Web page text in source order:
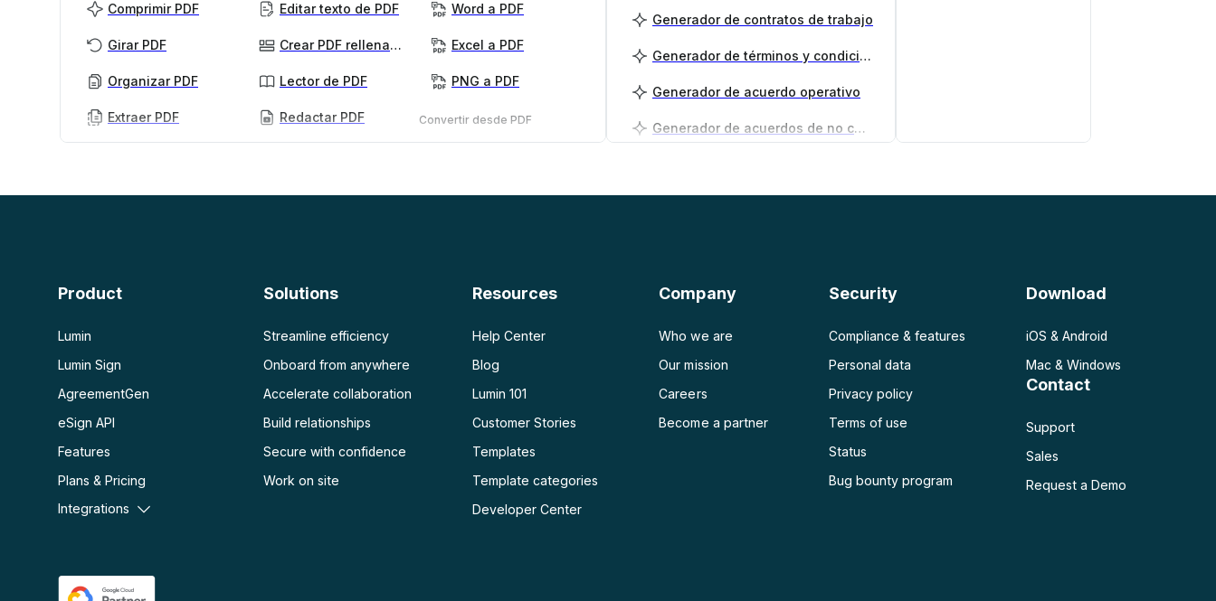
Comprimir PDF
Girar PDF
Organizar PDF
Extraer PDF
OCR PDF
Editar texto de PDF
Crear PDF rellenables
Lector de PDF
Redactar PDF
Word a PDF
Excel a PDF
PNG a PDF
Convertir desde PDF
PDF a Excel
Generador de contratos de trabajo
Generador de términos y condiciones
Generador de acuerdo operativo
Generador de acuerdos de no competencia
Product
Lumin
Lumin Sign
AgreementGen
eSign API
Features
Plans & Pricing
Integrations
Solutions
Streamline efficiency
Onboard from anywhere
Accelerate collaboration
Build relationships
Secure with confidence
Work on site
Resources
Help Center
Blog
Lumin 101
Customer Stories
Templates
Template categories
Developer Center
Company
Who we are
Our mission
Careers
Become a partner
Security
Compliance & features
Personal data
Privacy policy
Terms of use
Status
Bug bounty program
Download
iOS & Android
Mac & Windows
Contact
Support
Sales
Request a Demo